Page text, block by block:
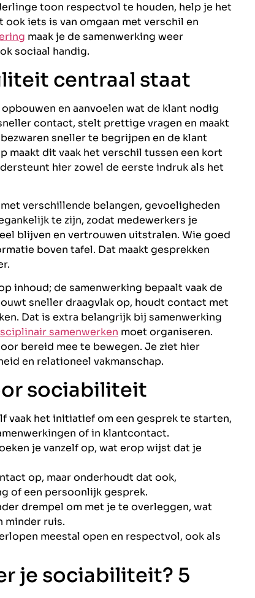
toon respectvol te houden, help je het
iets is van omgaan met verschil en
maak je de samenwerking weer
sociaal handig.
centraal staat
en aanvoelen wat de klant nodig
contact, stelt prettige vragen en maakt
sneller te begrijpen en de klant
maakt dit vaak het verschil tussen een kort
hier zowel de eerste indruk als het
verschillende belangen, gevoeligheden
te zijn, zodat medewerkers je
blijven en vertrouwen uitstralen. Wie goed
boven tafel. Dat maakt gesprekken
inhoud; de samenwerking bepaalt vaak de
sneller draagvlak op, houdt contact met
Dat is extra belangrijk bij samenwerking
samenwerken moet organiseren.
bereid mee te bewegen. Je ziet hier
en relationeel vakmanschap.
sociabiliteit
vaak het initiatief om een gesprek te starten,
of in klantcontact.
je vanzelf op, wat erop wijst dat je
op, maar onderhoudt dat ook,
of een persoonlijk gesprek.
drempel om met je te overleggen, wat
minder ruis.
meestal open en respectvol, ook als
je sociabiliteit? 5